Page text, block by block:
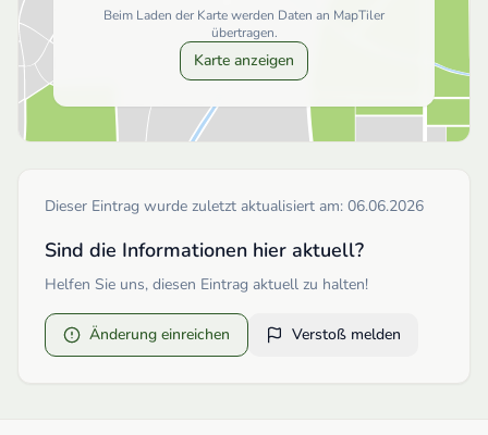
Beim Laden der Karte werden Daten an MapTiler
übertragen.
Karte anzeigen
Dieser Eintrag wurde zuletzt aktualisiert am: 06.06.2026
Sind die Informationen hier aktuell?
Helfen Sie uns, diesen Eintrag aktuell zu halten!
Änderung einreichen Verstoß melden